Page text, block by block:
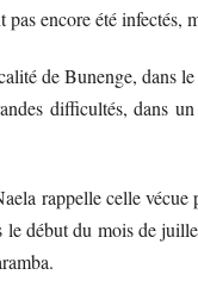
pas encore été
de Bunenge, dans
difficultés, dans
rappelle celle
début du mois de